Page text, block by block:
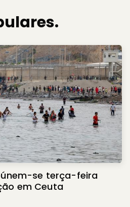
se terça-feira
em Ceuta